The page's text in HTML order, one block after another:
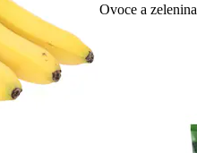
Ovoce a zelenina